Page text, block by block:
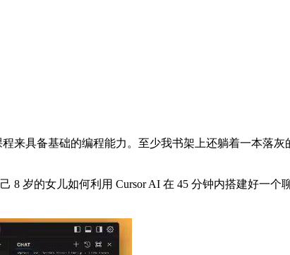
具备基础的编程能力。至少我书架上还躺着一本落灰
岁的女儿如何利用 Cursor AI 在 45 分钟内搭建好一个